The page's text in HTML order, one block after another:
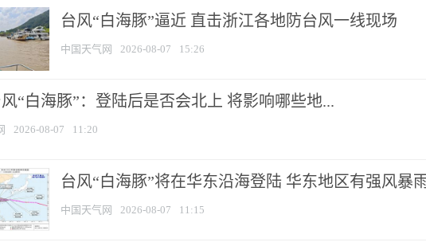
台风“白海豚”逼近 直击浙江各地防台风一线现场
中国天气网 2026-08-07 15:26
“白海豚”：登陆后是否会北上 将影响哪些地...
2026-08-07 11:20
台风“白海豚”将在华东沿海登陆 华东地区有强风暴
中国天气网 2026-08-07 11:15